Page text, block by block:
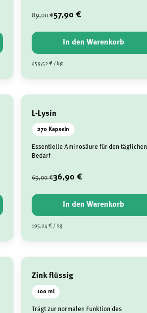
89,00 €57,90 €
In den Warenkorb
459,52 € / kg
L-Lysin
270 Kapseln
Essentielle Aminosäure für den täglichen
Bedarf
69,00 €36,90 €
In den Warenkorb
195,24 € / kg
Zink flüssig
100 ml
Trägt zur normalen Funktion des